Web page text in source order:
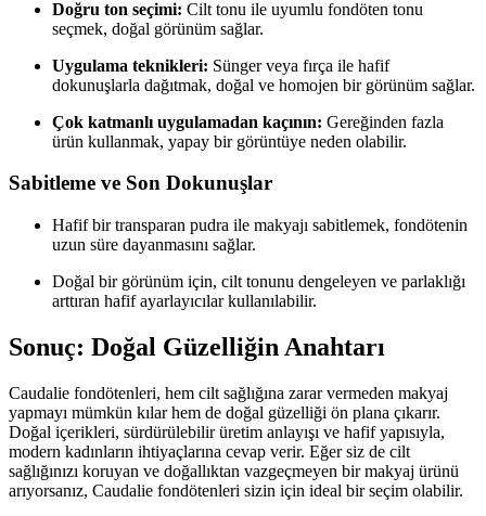
Doğru ton seçimi: Cilt tonu ile uyumlu fondöten tonu
seçmek, doğal görünüm sağlar.
Uygulama teknikleri: Sünger veya fırça ile hafif
dokunuşlarla dağıtmak, doğal ve homojen bir görünüm sağlar.
Çok katmanlı uygulamadan kaçının: Gereğinden fazla
ürün kullanmak, yapay bir görüntüye neden olabilir.
Sabitleme ve Son Dokunuşlar
Hafif bir transparan pudra ile makyajı sabitlemek, fondötenin
uzun süre dayanmasını sağlar.
Doğal bir görünüm için, cilt tonunu dengeleyen ve parlaklığı
arttıran hafif ayarlayıcılar kullanılabilir.
Sonuç: Doğal Güzelliğin Anahtarı
Caudalie fondötenleri, hem cilt sağlığına zarar vermeden makyaj
yapmayı mümkün kılar hem de doğal güzelliği ön plana çıkarır.
Doğal içerikleri, sürdürülebilir üretim anlayışı ve hafif yapısıyla,
modern kadınların ihtiyaçlarına cevap verir. Eğer siz de cilt
sağlığınızı koruyan ve doğallıktan vazgeçmeyen bir makyaj ürünü
arıyorsanız, Caudalie fondötenleri sizin için ideal bir seçim olabilir.